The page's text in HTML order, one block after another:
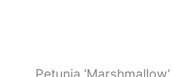
Petunia ‘Marshmallow’